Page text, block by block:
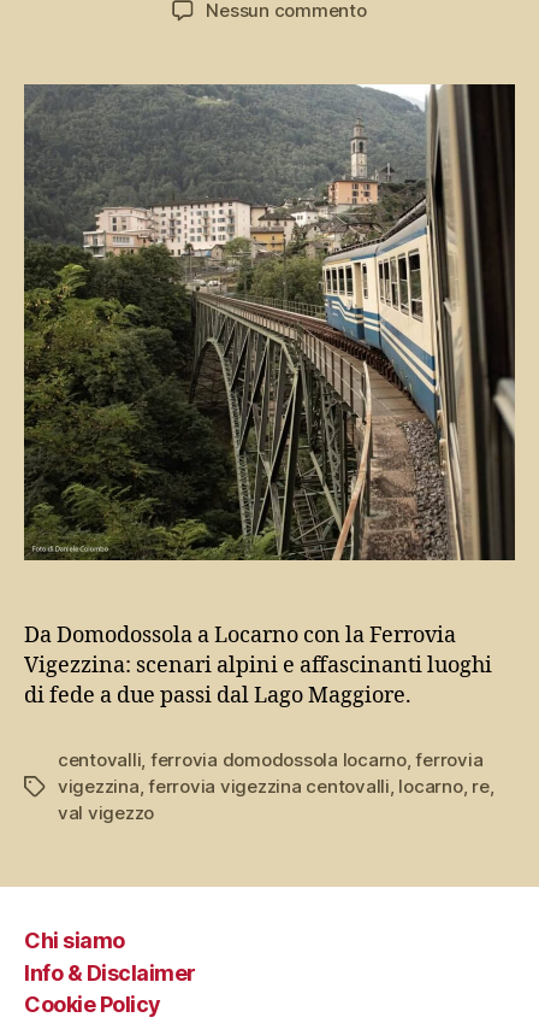
Nessun commentosu
tra
storia
e
fede
del
Verbano
e
dell’Ossola
Da Domodossola a Locarno con la Ferrovia
Vigezzina: scenari alpini e affascinanti luoghi
di fede a due passi dal Lago Maggiore.
Tag
centovalli ferrovia domodossola locarno,ferrovia
vigezzina ,ferrovia vigezzina centovalli locarno, re,
val vigezzo
Chi siamo
Info & Disclaimer
Cookie Policy